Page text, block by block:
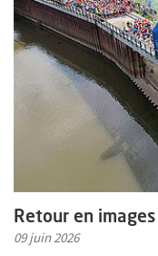
Retour en
09 juin 2026